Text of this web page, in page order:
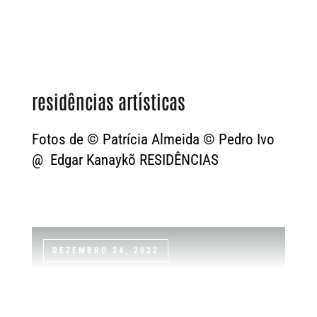
residências artísticas
Fotos de © Patrícia Almeida © Pedro Ivo
@ Edgar Kanaykõ RESIDÊNCIAS
DEZEMBRO 24, 2022